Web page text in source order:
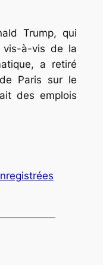
Trump, qui
vis-à-vis de la
a retiré
Paris sur le
des emplois